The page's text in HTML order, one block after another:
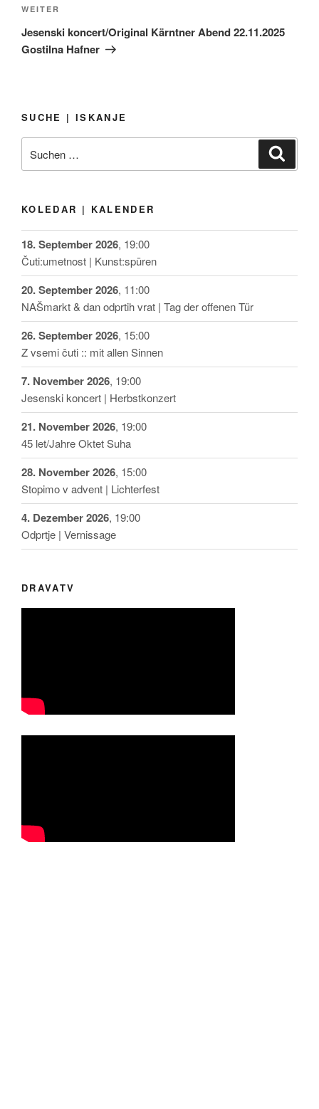
Nächster
Beitrag
WEITER
Jesenski koncert/Original Kärntner Abend 22.11.2025
Gostilna Hafner
SUCHE | ISKANJE
nach:
KOLEDAR | KALENDER
18. September 2026, 19:00
Čuti:umetnost | Kunst:spüren
20. September 2026, 11:00
NAŠmarkt & dan odprtih vrat | Tag der offenen Tür
26. September 2026, 15:00
Z vsemi čuti :: mit allen Sinnen
7. November 2026, 19:00
Jesenski koncert | Herbstkonzert
21. November 2026, 19:00
45 let/Jahre Oktet Suha
28. November 2026, 15:00
Stopimo v advent | Lichterfest
4. Dezember 2026, 19:00
Odprtje | Vernissage
DRAVATV